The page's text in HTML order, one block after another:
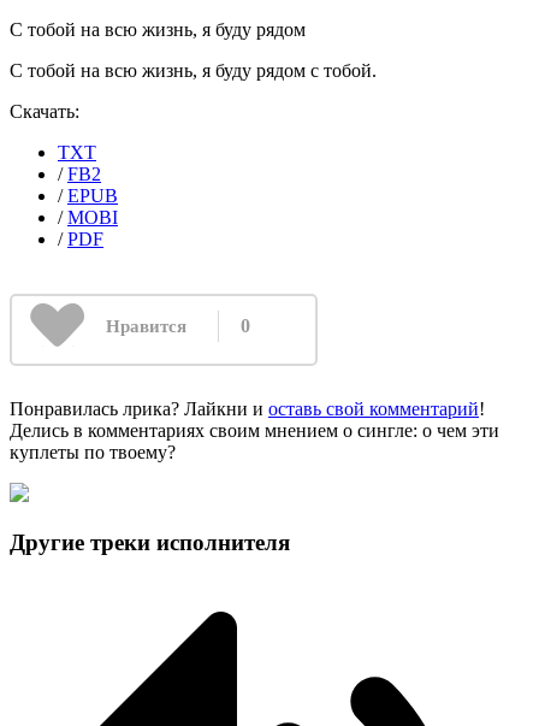
С тобой на всю жизнь, я буду рядом
С тобой на всю жизнь, я буду рядом с тобой.
Скачать:
TXT
/FB2
/EPUB
/MOBI
/PDF
Нравится 0
Понравилась лрика? Лайкни и оставь свой комментарий!
Делись в комментариях своим мнением о сингле: о чем эти
куплеты по твоему?
Другие треки исполнителя